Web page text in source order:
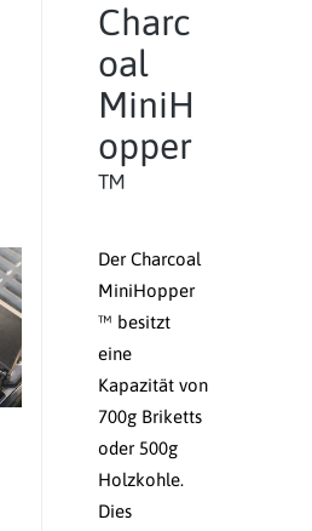
Charc
oal
MiniH
opper
™
Der Charcoal
MiniHopper
™ besitzt
eine
Kapazität von
700g Briketts
oder 500g
Holzkohle.
Dies